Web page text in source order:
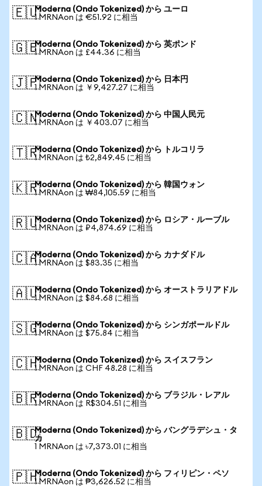
🇪🇺Moderna (Ondo Tokenized) から ユーロ
1 MRNAon は €51.92 に相当
🇬🇧Moderna (Ondo Tokenized) から 英ポンド
1 MRNAon は £44.36 に相当
🇯🇵Moderna (Ondo Tokenized) から 日本円
1 MRNAon は ￥9,427.27 に相当
🇨🇳Moderna (Ondo Tokenized) から 中国人民元
1 MRNAon は ￥403.07 に相当
🇹🇷Moderna (Ondo Tokenized) から トルコリラ
1 MRNAon は ₺2,849.45 に相当
🇰🇷Moderna (Ondo Tokenized) から 韓国ウォン
1 MRNAon は ₩84,105.59 に相当
🇷🇺Moderna (Ondo Tokenized) から ロシア・ルーブル
1 MRNAon は ₽4,874.69 に相当
🇨🇦Moderna (Ondo Tokenized) から カナダドル
1 MRNAon は $83.35 に相当
🇦🇺Moderna (Ondo Tokenized) から オーストラリアドル
1 MRNAon は $84.68 に相当
🇸🇬Moderna (Ondo Tokenized) から シンガポールドル
1 MRNAon は $75.84 に相当
🇨🇭Moderna (Ondo Tokenized) から スイスフラン
1 MRNAon は CHF 48.28 に相当
🇧🇷Moderna (Ondo Tokenized) から ブラジル・レアル
1 MRNAon は R$304.51 に相当
🇧🇩Moderna (Ondo Tokenized) から バングラデシュ・タ
カ
1 MRNAon は ৳7,373.01 に相当
🇵🇭Moderna (Ondo Tokenized) から フィリピン・ペソ
1 MRNAon は ₱3,626.52 に相当